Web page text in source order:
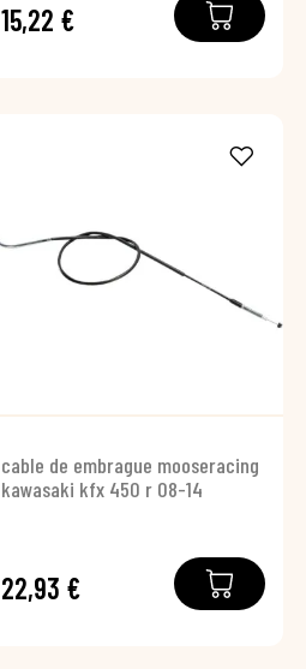
15,22 €
cable de embrague mooseracing
kawasaki kfx 450 r 08-14
22,93 €